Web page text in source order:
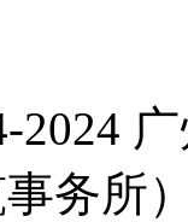
2024
事务所